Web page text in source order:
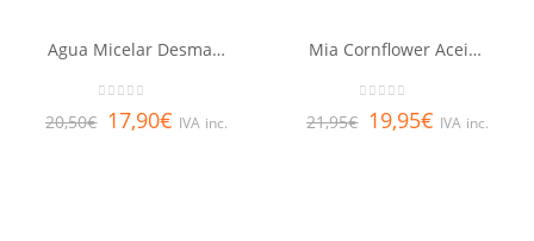
Agua Micelar Desmaquillante Nuxe Bio
20,50€ 17,90€ IVA inc.
Mia Cornflower Aceite Limpiador Facial 200 ml
21,95€ 19,95€ IVA inc.